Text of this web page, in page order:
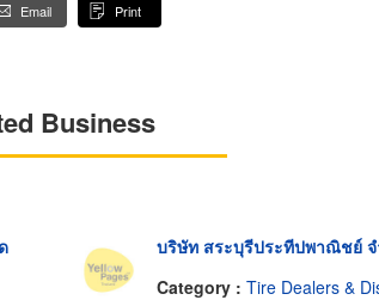
Email Print
Business
บริษัท สระบุรีประทีปพาณิชย์
Category : Tire Dealers &